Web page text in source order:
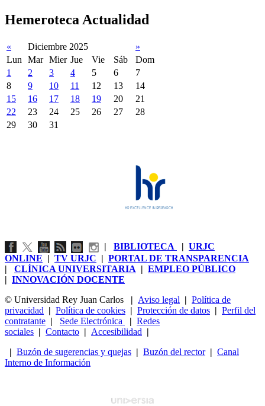
Hemeroteca Actualidad
« Diciembre 2025
»
Lun
Mar Mier Jue Vie Sáb
Dom
1
2 3 4 5 6
7
8
9 10 11 12 13
14
15
16 17 18 19 20
21
22
23 24 25 26 27
28
29
30 31
| BIBLIOTECA | URJC
ONLINE | TV URJC | PORTAL DE TRANSPARENCIA
| CLÍNICA UNIVERSITARIA | EMPLEO PÚBLICO
| INNOVACIÓN DOCENTE
© Universidad Rey Juan Carlos
| Aviso legal | Política de
privacidad | Política de cookies | Protección de datos | Perfil del
contratante | Sede Electrónica | Redes
sociales | Contacto | Accesibilidad |
| Buzón de sugerencias y quejas | Buzón del rector| Canal
Interno de Información